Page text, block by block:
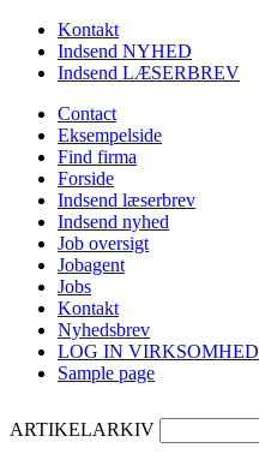
Kontakt
Indsend NYHED
Indsend LÆSERBREV
Contact
Eksempelside
Find firma
Forside
Indsend læserbrev
Indsend nyhed
Job oversigt
Jobagent
Jobs
Kontakt
Nyhedsbrev
LOG IN VIRKSOMHED
Sample page
ARTIKELARKIV